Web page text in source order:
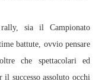
sia il Campionato
battute, ovvio pensare
che spettacolari ed
successo assoluto occhi